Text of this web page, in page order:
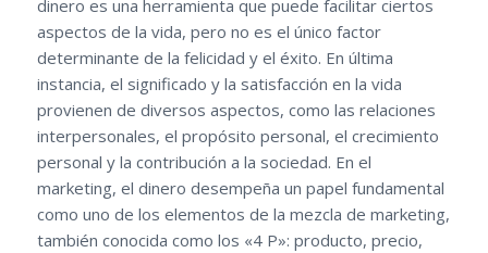
dinero es una herramienta que puede facilitar ciertos
aspectos de la vida, pero no es el único factor
determinante de la felicidad y el éxito. En última
instancia, el significado y la satisfacción en la vida
provienen de diversos aspectos, como las relaciones
interpersonales, el propósito personal, el crecimiento
personal y la contribución a la sociedad. En el
marketing, el dinero desempeña un papel fundamental
como uno de los elementos de la mezcla de marketing,
también conocida como los «4 P»: producto, precio,